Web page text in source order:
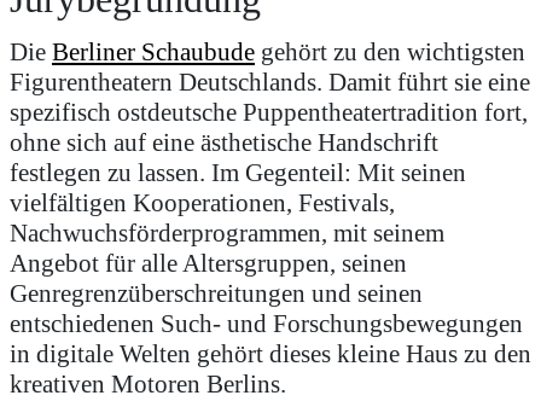
Die Berliner Schaubude gehört zu den wichtigsten
Figurentheatern Deutschlands. Damit führt sie eine
spezifisch ostdeutsche Puppentheatertradition fort,
ohne sich auf eine ästhetische Handschrift
festlegen zu lassen. Im Gegenteil: Mit seinen
vielfältigen Kooperationen, Festivals,
Nachwuchsförderprogrammen, mit seinem
Angebot für alle Altersgruppen, seinen
Genregrenzüberschreitungen und seinen
entschiedenen Such- und Forschungsbewegungen
in digitale Welten gehört dieses kleine Haus zu den
kreativen Motoren Berlins.